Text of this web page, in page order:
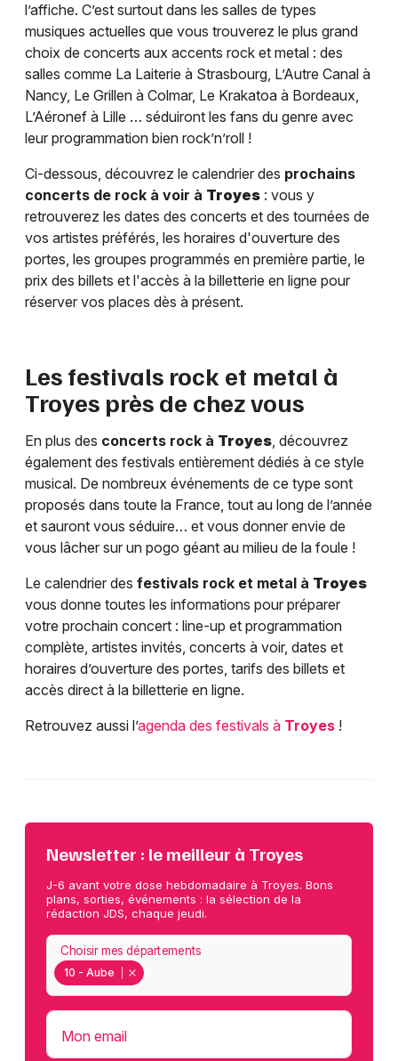
l’affiche. C’est surtout dans les salles de types
musiques actuelles que vous trouverez le plus grand
choix de concerts aux accents rock et metal : des
salles comme La Laiterie à Strasbourg, L’Autre Canal à
Nancy, Le Grillen à Colmar, Le Krakatoa à Bordeaux,
L’Aéronef à Lille … séduiront les fans du genre avec
leur programmation bien rock’n’roll !
Ci-dessous, découvrez le calendrier des prochains
concerts de rock à voir à Troyes : vous y
retrouverez les dates des concerts et des tournées de
vos artistes préférés, les horaires d'ouverture des
portes, les groupes programmés en première partie, le
prix des billets et l'accès à la billetterie en ligne pour
réserver vos places dès à présent.
Les festivals rock et metal à
Troyes près de chez vous
En plus des concerts rock à Troyes, découvrez
également des festivals entièrement dédiés à ce style
musical. De nombreux événements de ce type sont
proposés dans toute la France, tout au long de l’année
et sauront vous séduire… et vous donner envie de
vous lâcher sur un pogo géant au milieu de la foule !
Le calendrier des festivals rock et metal à Troyes
vous donne toutes les informations pour préparer
votre prochain concert : line-up et programmation
complète, artistes invités, concerts à voir, dates et
horaires d’ouverture des portes, tarifs des billets et
accès direct à la billetterie en ligne.
Retrouvez aussi l’agenda des festivals à Troyes !
Newsletter : le meilleur à Troyes
J-6 avant votre dose hebdomadaire à Troyes. Bons
plans, sorties, événements : la sélection de la
rédaction JDS, chaque jeudi.
10 - Aube
Choisir mes départements
Mon email